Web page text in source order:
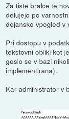
Za tiste bralce te
delujejo po
dejansko vpogled v
Pri dostopu v
tekstovni obliki kot
geslo se v bazi
implementirana).
Kar administrator v